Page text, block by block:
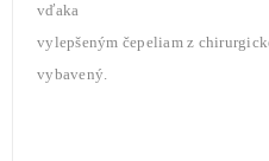
vďaka
vylepšeným čepeliam z
vybavený.